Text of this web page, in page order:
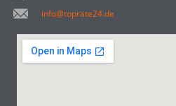
info@toprate24.de